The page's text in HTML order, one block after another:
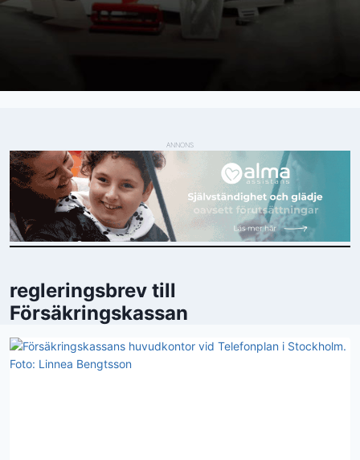
ANNONS
regleringsbrev till
Försäkringskassan